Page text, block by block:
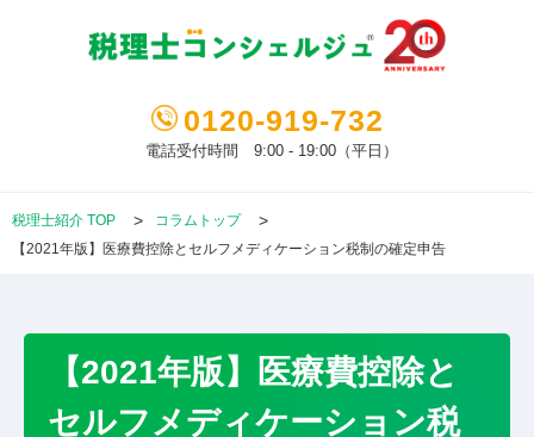
0120-919-732
電話受付時間 9:00 - 19:00（平日）
税理士紹介 TOP
コラムトップ
【2021年版】医療費控除とセルフメディケーション税制の確定申告
【2021年版】医療費控除と
セルフメディケーション税